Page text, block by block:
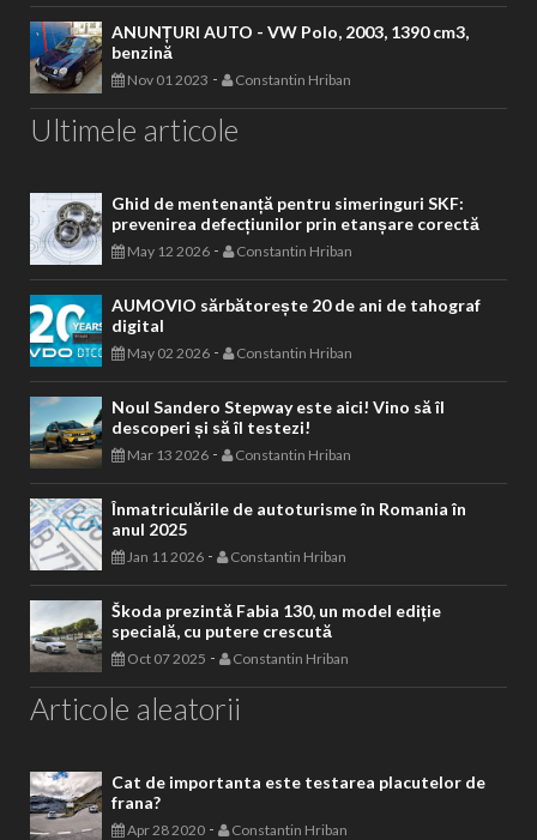
ANUNȚURI AUTO - VW Polo, 2003, 1390 cm3,
benzină
Nov 01 2023 - Constantin Hriban
Ultimele articole
Ghid de mentenanță pentru simeringuri SKF:
prevenirea defecțiunilor prin etanșare corectă
May 12 2026 - Constantin Hriban
AUMOVIO sărbătorește 20 de ani de tahograf
digital
May 02 2026 - Constantin Hriban
Noul Sandero Stepway este aici! Vino să îl
descoperi și să îl testezi!
Mar 13 2026 - Constantin Hriban
Înmatriculările de autoturisme în Romania în
anul 2025
Jan 11 2026 - Constantin Hriban
Škoda prezintă Fabia 130, un model ediție
specială, cu putere crescută
Oct 07 2025 - Constantin Hriban
Articole aleatorii
Cat de importanta este testarea placutelor de
frana?
Apr 28 2020 - Constantin Hriban